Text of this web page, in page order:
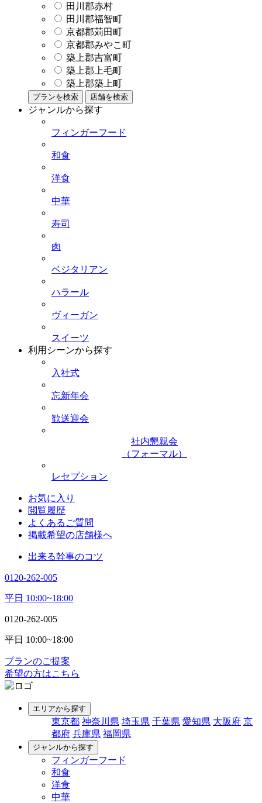
田川郡赤村
田川郡福智町
京都郡苅田町
京都郡みやこ町
築上郡吉富町
築上郡上毛町
築上郡築上町
プランを検索 店舗を検索
ジャンルから探す
フィンガーフード
和食
洋食
中華
寿司
肉
ベジタリアン
ハラール
ヴィーガン
スイーツ
利用シーンから探す
入社式
忘新年会
歓送迎会
社内懇親会
（フォーマル）
レセプション
お気に入り
閲覧履歴
よくあるご質問
掲載希望の店舗様へ
出来る幹事のコツ
0120-262-005
平日 10:00~18:00
0120-262-005
平日 10:00~18:00
プランのご提案
希望の方はこちら
エリアから探す
東京都 神奈川県 埼玉県 千葉県 愛知県 大阪府 京
都府 兵庫県 福岡県
ジャンルから探す
フィンガーフード
和食
洋食
中華